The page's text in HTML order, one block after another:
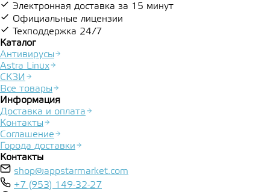
Электронная доставка за 15 минут
Официальные лицензии
Техподдержка 24/7
Каталог
Антивирусы
Astra Linux
СКЗИ
Все товары
Информация
Доставка и оплата
Контакты
Соглашение
Города доставки
Контакты
shop@appstarmarket.com
+7 (953) 149-32-27